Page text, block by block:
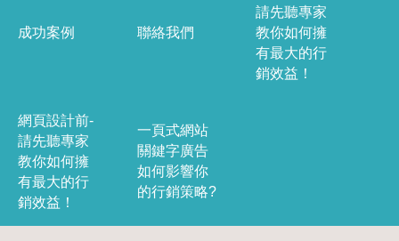
成功案例 聯絡我們
請先聽專家
教你如何擁
有最大的行
銷效益！
網頁設計前-
請先聽專家
教你如何擁
有最大的行
銷效益！
一頁式網站
關鍵字廣告
如何影響你
的行銷策略?